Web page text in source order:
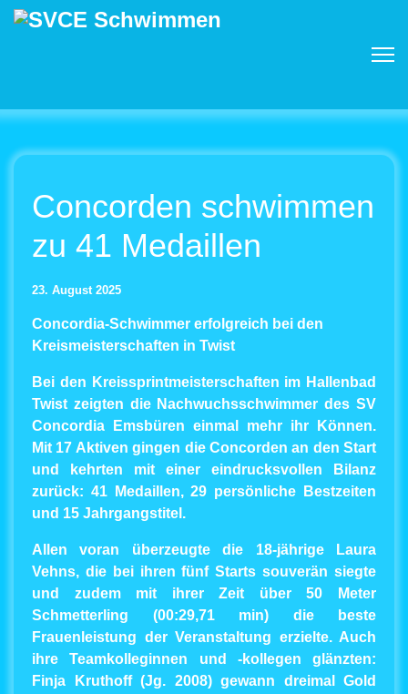
Concorden schwimmen
zu 41 Medaillen
23. August 2025
Concordia-Schwimmer erfolgreich bei den
Kreismeisterschaften in Twist
Bei den Kreissprintmeisterschaften im Hallenbad
Twist zeigten die Nachwuchsschwimmer des SV
Concordia Emsbüren einmal mehr ihr Können.
Mit 17 Aktiven gingen die Concorden an den Start
und kehrten mit einer eindrucksvollen Bilanz
zurück: 41 Medaillen, 29 persönliche Bestzeiten
und 15 Jahrgangstitel.
Allen voran überzeugte die 18-jährige Laura
Vehns, die bei ihren fünf Starts souverän siegte
und zudem mit ihrer Zeit über 50 Meter
Schmetterling (00:29,71 min) die beste
Frauenleistung der Veranstaltung erzielte. Auch
ihre Teamkolleginnen und -kollegen glänzten:
Finja Kruthoff (Jg. 2008) gewann dreimal Gold